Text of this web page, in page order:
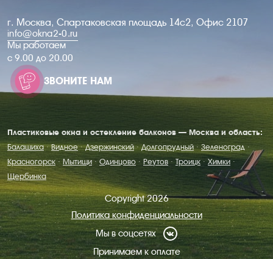
г. Москва, Спартаковская площадь 14с2, Офис 2107
info@okna2-0.ru
Мы работаем
c 9.00 до 20.00
ЗВОНИТЕ НАМ
Пластиковые окна и остекление балконов — Москва и область:
Балашиха·Видное·Дзержинский· Долгопрудный · Зеленоград ·
Красногорск · Мытищи · Одинцово · Реутов · Троицк · Химки ·
Щербинка
Copyright 2026
Политика конфиденциальности
Мы в соцсетях
Принимаем к оплате